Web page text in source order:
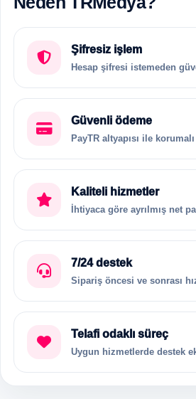
Şifresiz işlem
Hesap şifresi istemeden
Güvenli ödeme
PayTR altyapısı ile
Kaliteli hizmetler
İhtiyaca göre ayrılmış net
7/24 destek
Sipariş öncesi ve sonrası
Telafi odaklı süreç
Uygun hizmetlerde destek